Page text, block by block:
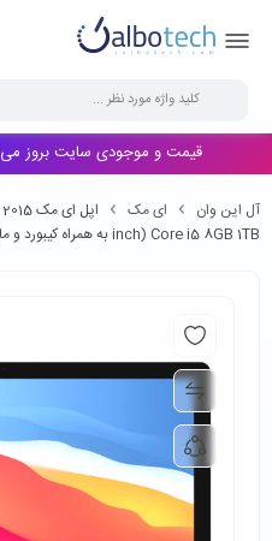
قیمت و موجودی سایت بروز
آل این وان ای مک
inch) Core i5 8GB 1TB به همراه کیبورد و ماوس مدل Magic 2